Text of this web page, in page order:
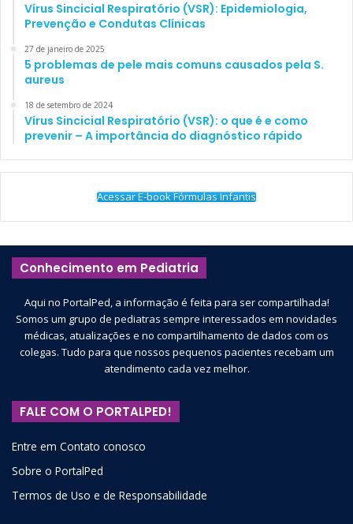
Vírus Sincicial Respiratório (VSR): Epidemiologia,
Prevenção e Condutas Clínicas
27 de janeiro de 2025
5 problemas de pele mais comuns causados pela S.
aureus
18 de setembro de 2024
Vírus Sincicial Respiratório (VSR): o que é e como
prevenir – A importância do diagnóstico rápido
Acessar E-book Fórmulas Infantis
Conhecimento em Pediatria
Aqui no PortalPed, a informação é feita para ser compartilhada!
Somos um grupo de pediatras sempre interessados em novidades
médicas, atualizações e no compartilhamento de dados com os
colegas. Tudo para que nossos pequenos pacientes recebam um
atendimento cada vez melhor.
FALE COM O PORTALPED!
Entre em Contato conosco
Sobre o PortalPed
Termos de Uso e de Responsabilidade